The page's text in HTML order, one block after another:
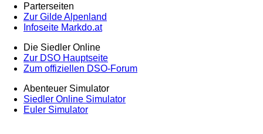
Parterseiten
Zur Gilde Alpenland
Infoseite Markdo.at
Die Siedler Online
Zur DSO Hauptseite
Zum offiziellen DSO-Forum
Abenteuer Simulator
Siedler Online Simulator
Euler Simulator